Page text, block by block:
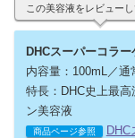
この美容液をレビュー
DHCスーパーコラ
内容量：100mL／通
特長：DHC史上最
ン美容液
商品ページ参照